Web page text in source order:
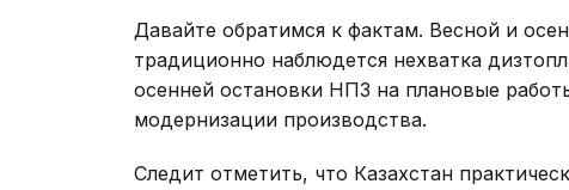
Давайте обратимся к фактам. Весной и
традиционно наблюдется нехватка
осенней остановки НПЗ на плановые
модернизации производства.
Следит отметить, что Казахстан